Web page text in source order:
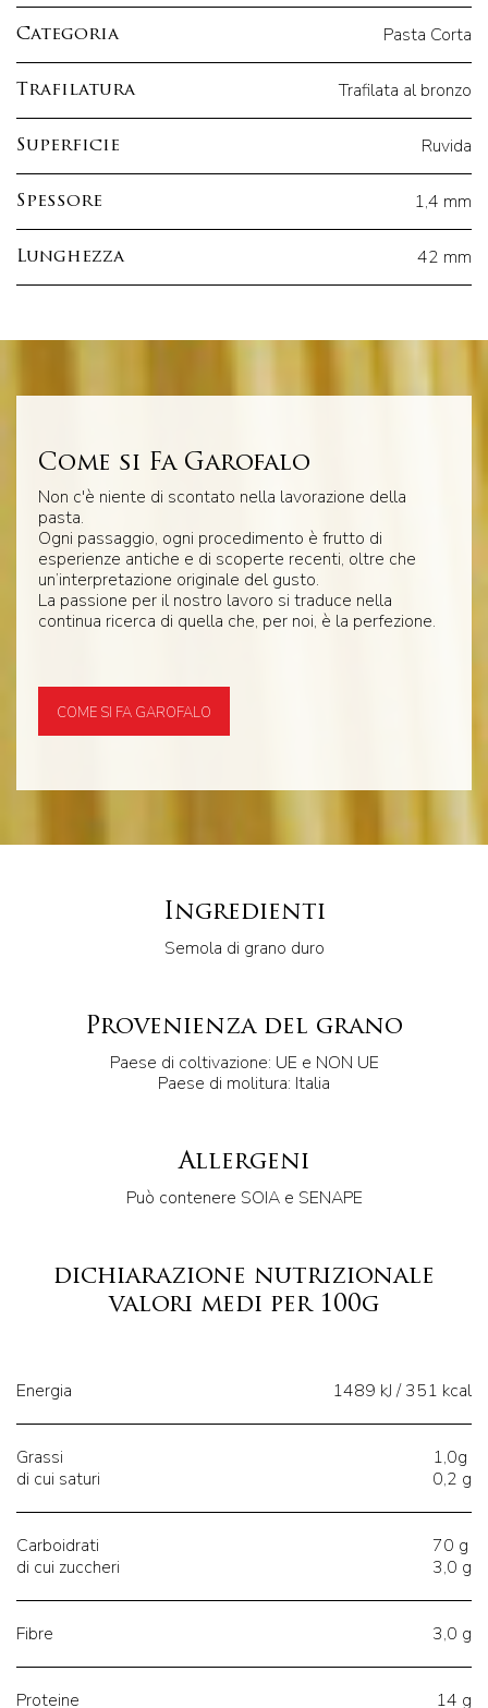
Categoria Pasta Corta
Trafilatura Trafilata al bronzo
Superficie Ruvida
Spessore 1,4 mm
Lunghezza 42 mm
Come si Fa Garofalo
Non c'è niente di scontato nella lavorazione della
pasta.
Ogni passaggio, ogni procedimento è frutto di
esperienze antiche e di scoperte recenti, oltre che
un’interpretazione originale del gusto.
La passione per il nostro lavoro si traduce nella
continua ricerca di quella che, per noi, è la perfezione.
COME SI FA GAROFALO
Ingredienti
Semola di grano duro
Provenienza del grano
Paese di coltivazione: UE e NON UE
Paese di molitura: Italia
Allergeni
Può contenere SOIA e SENAPE
dichiarazione nutrizionale
valori medi per 100g
Energia 1489 kJ / 351 kcal
Grassi
di cui saturi
1,0g
0,2 g
Carboidrati
di cui zuccheri
70 g
3,0 g
Fibre 3,0 g
Proteine 14 g